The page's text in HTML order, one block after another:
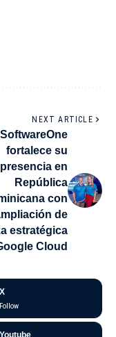
NEXT ARTICLE
SoftwareOne
fortalece su
presencia en
República
con
de
estratégica
Cloud
X
Follow
Youtube